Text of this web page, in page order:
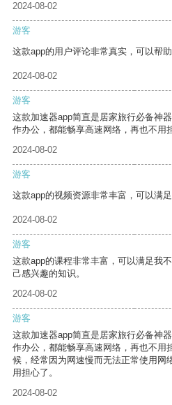
2024-08-02
游客
这款app的用户评论非常真实，可以帮
2024-08-02
游客
这款加速器app简直是居家旅行必备神
作办公，都能畅享高速网络，再也不用
2024-08-02
游客
这款app的视频资源非常丰富，可以满
2024-08-02
游客
这款app的课程非常丰富，可以满足我
己感兴趣的知识。
2024-08-02
游客
这款加速器app简直是居家旅行必备神
作办公，都能畅享高速网络，再也不用
候，经常因为网速慢而无法正常使用网
用担心了。
2024-08-02